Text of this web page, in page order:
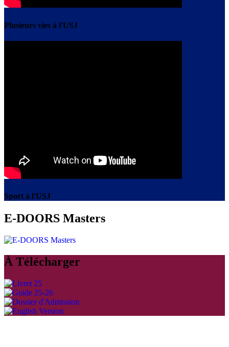
Plusieurs vies à l'USJ
Sport à l'USJ
E-DOORS Masters
À Télécharger